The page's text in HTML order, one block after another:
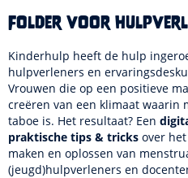
Folder voor
Kinderhulp heeft de hulp
hulpverleners en
Vrouwen die op een positieve
creëren van een klimaat waarin
taboe is. Het resultaat? Een
praktische tips & tricks over
maken en oplossen van
(jeugd)hulpverleners en